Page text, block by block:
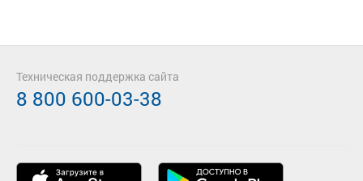
Техническая поддержка сайта
8 800 600-03-38